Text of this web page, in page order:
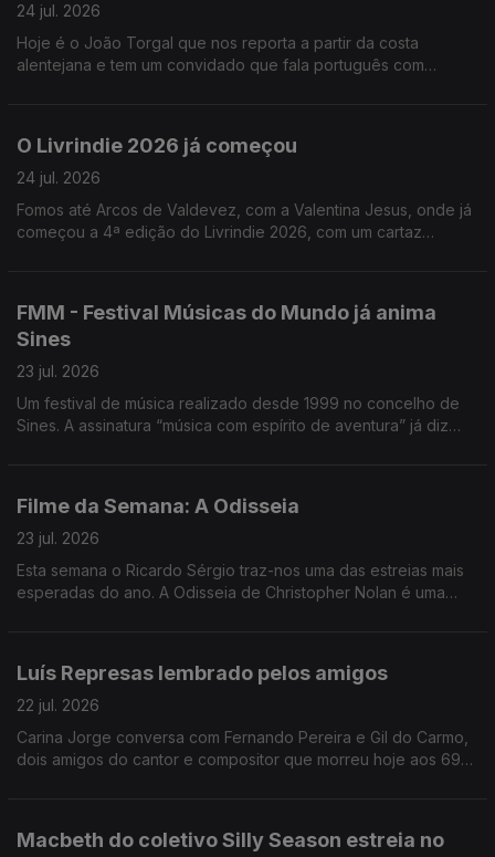
24 jul. 2026
Hoje é o João Torgal que nos reporta a partir da costa
alentejana e tem um convidado que fala português com
O Livrindie 2026 já começou
24 jul. 2026
Fomos até Arcos de Valdevez, com a Valentina Jesus, onde já
começou a 4ª edição do Livrindie 2026, com um cartaz
FMM - Festival Músicas do Mundo já anima
Sines
23 jul. 2026
Um festival de música realizado desde 1999 no concelho de
Sines. A assinatura “música com espírito de aventura” já diz
Filme da Semana: A Odisseia
23 jul. 2026
Esta semana o Ricardo Sérgio traz-nos uma das estreias mais
esperadas do ano. A Odisseia de Christopher Nolan é uma
Luís Represas lembrado pelos amigos
22 jul. 2026
Carina Jorge conversa com Fernando Pereira e Gil do Carmo,
dois amigos do cantor e compositor que morreu hoje aos 69
Macbeth do coletivo Silly Season estreia no